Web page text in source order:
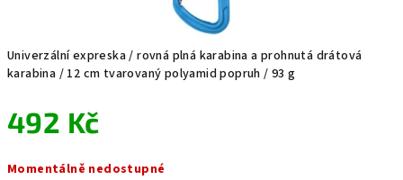
Univerzální expreska / rovná plná karabina a prohnutá drátová
karabina / 12 cm tvarovaný polyamid popruh / 93 g
492 Kč
cena:
Momentálně nedostupné